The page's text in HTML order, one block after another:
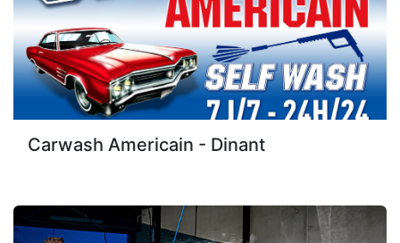
Carwash Americain - Dinant